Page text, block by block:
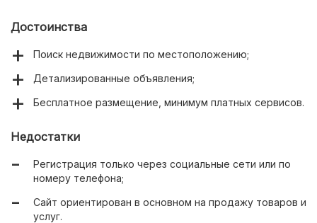
Достоинства
Поиск недвижимости по местоположению;
Детализированные объявления;
Бесплатное размещение, минимум платных сервисов.
Недостатки
Регистрация только через социальные сети или по
номеру телефона;
Сайт ориентирован в основном на продажу товаров и
услуг.